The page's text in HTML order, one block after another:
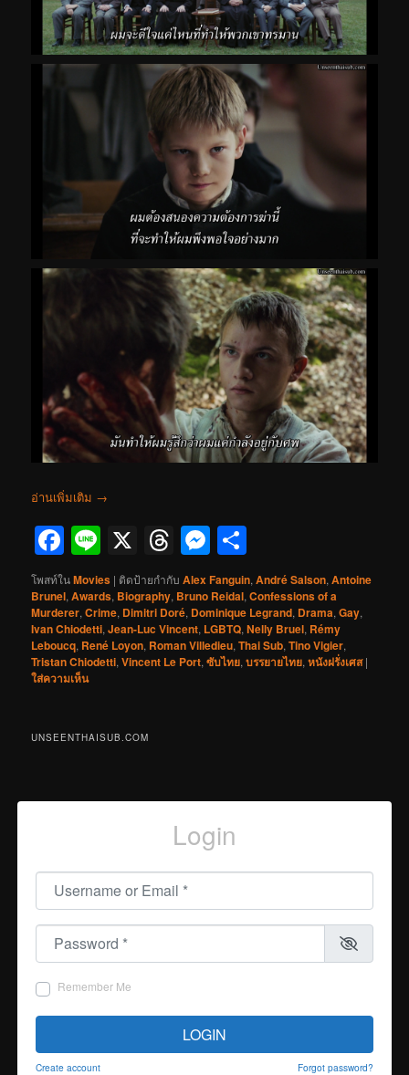
อ่านเพิ่มเติม →
Facebook
Line
X Threads
Messenger
โพสท์ในMovies | ติดป้ายกำกับ Alex Fanguin,André Salson,Antoine
Brunel,Awards, Biography, Bruno Reidal,Confessions of a
Murderer,Crime, Dimitri Doré, Dominique Legrand, Drama,Gay,
Ivan Chiodetti,Jean-Luc Vincent, LGBTQ,Nelly Bruel, Rémy
Leboucq, René Loyon, Roman Villedieu,Thai Sub,Tino Vigier,
Tristan Chiodetti,Vincent Le Port,ซับไทย,บรรยายไทย,หนังฝรั่งเศส |
ใส่ความเห็น
UNSEENTHAISUB.COM
Login
Username or Email
Password
Remember Me
LOGIN
Create account Forgot password?